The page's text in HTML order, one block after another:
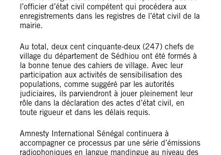
l’officier d’état civil compétent qui procédera aux
enregistrements dans les registres de l’état civil de la
mairie.
Au total, deux cent cinquante-deux (247) chefs de
village du département de Sédhiou ont été formés à
la bonne tenue des cahiers de village. Avec leur
participation aux activités de sensibilisation des
populations, comme suggéré par les autorités
judiciaires, ils parviendront à jouer pleinement leur
rôle dans la déclaration des actes d’état civil, en
toute rigueur et dans les délais requis.
Amnesty International Sénégal continuera à
accompagner ce processus par une série d’émissions
radiophoniques en langue mandingue au niveau des